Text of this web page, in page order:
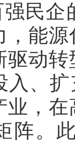
民企
，能
驱动
入、
业，
阵。